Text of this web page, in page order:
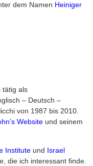
dem Namen Heiniger
tätig als
– Deutsch –
von 1987 bis 2010.
Websiteund seinem
Instituteund Israel
die ich interessant finde.